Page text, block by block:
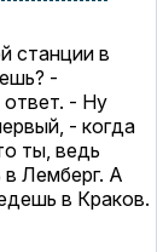
станции в
-
- Ну
- когда
ты, ведь
Лемберг. А
в Краков.